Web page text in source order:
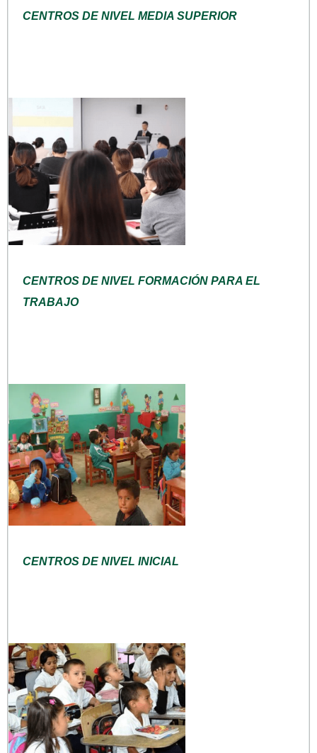
CENTROS DE NIVEL MEDIA SUPERIOR
CENTROS DE NIVEL FORMACIÓN PARA EL
TRABAJO
CENTROS DE NIVEL INICIAL